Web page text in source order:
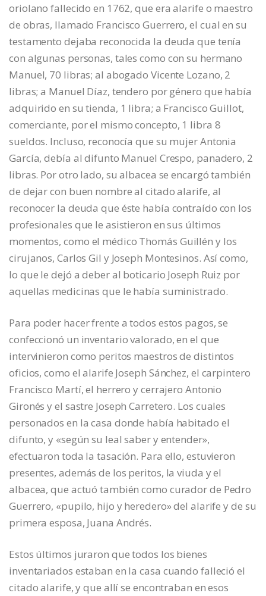
oriolano fallecido en 1762, que era alarife o maestro
de obras, llamado Francisco Guerrero, el cual en su
testamento dejaba reconocida la deuda que tenía
con algunas personas, tales como con su hermano
Manuel, 70 libras; al abogado Vicente Lozano, 2
libras; a Manuel Díaz, tendero por género que había
adquirido en su tienda, 1 libra; a Francisco Guillot,
comerciante, por el mismo concepto, 1 libra 8
sueldos. Incluso, reconocía que su mujer Antonia
García, debía al difunto Manuel Crespo, panadero, 2
libras. Por otro lado, su albacea se encargó también
de dejar con buen nombre al citado alarife, al
reconocer la deuda que éste había contraído con los
profesionales que le asistieron en sus últimos
momentos, como el médico Thomás Guillén y los
cirujanos, Carlos Gil y Joseph Montesinos. Así como,
lo que le dejó a deber al boticario Joseph Ruiz por
aquellas medicinas que le había suministrado.
Para poder hacer frente a todos estos pagos, se
confeccionó un inventario valorado, en el que
intervinieron como peritos maestros de distintos
oficios, como el alarife Joseph Sánchez, el carpintero
Francisco Martí, el herrero y cerrajero Antonio
Gironés y el sastre Joseph Carretero. Los cuales
personados en la casa donde había habitado el
difunto, y «según su leal saber y entender»,
efectuaron toda la tasación. Para ello, estuvieron
presentes, además de los peritos, la viuda y el
albacea, que actuó también como curador de Pedro
Guerrero, «pupilo, hijo y heredero» del alarife y de su
primera esposa, Juana Andrés.
Estos últimos juraron que todos los bienes
inventariados estaban en la casa cuando falleció el
citado alarife, y que allí se encontraban en esos